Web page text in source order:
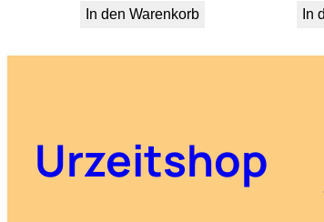
In den Warenkorb In
Urzeitshop